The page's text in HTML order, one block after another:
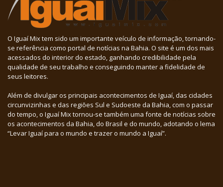
O Iguaí Mix tem sido um importante veículo de informação, tornando-
se referência como portal de notícias na Bahia. O site é um dos mais
acessados do interior do estado, ganhando credibilidade pela
qualidade de seu trabalho e conseguindo manter a fidelidade de
seus leitores.
Além de divulgar os principais acontecimentos de Iguaí, das cidades
circunvizinhas e das regiões Sul e Sudoeste da Bahia, com o passar
do tempo, o Iguaí Mix tornou-se também uma fonte de notícias sobre
os acontecimentos da Bahia, do Brasil e do mundo, adotando o lema
“Levar Iguaí para o mundo e trazer o mundo a Iguaí”.